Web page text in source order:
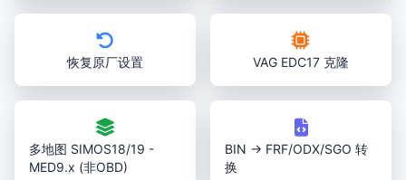
恢复原厂设置 VAG EDC17 克隆
多地图 SIMOS18/19 -
MED9.x (非OBD)
BIN → FRF/ODX/SGO 转
换